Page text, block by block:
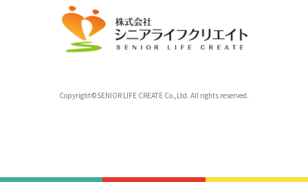
Copyright©SENIOR LIFE CREATE Co.,Ltd. All rights reserved.